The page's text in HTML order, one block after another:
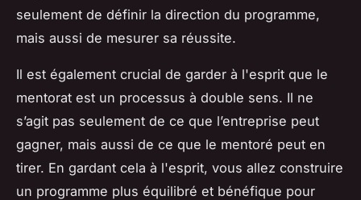
seulement de définir la direction du programme,
mais aussi de mesurer sa réussite.
Il est également crucial de garder à l'esprit que le
mentorat est un processus à double sens. Il ne
s’agit pas seulement de ce que l’entreprise peut
gagner, mais aussi de ce que le mentoré peut en
tirer. En gardant cela à l'esprit, vous allez construire
un programme plus équilibré et bénéfique pour